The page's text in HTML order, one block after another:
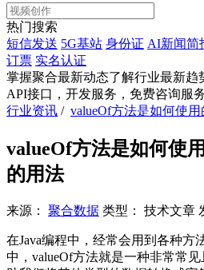
热门搜索
短信发送 5G基站 身份证 AI新闻简
订票 实名认证
掌握聚合最新动态了解行业最新趋
API接口，开发服务，免费咨询服
行业资讯 / valueOf方法是如何使
valueOf方法是如何使
的用法
来源： 聚合数据 类型： 技术文章
在Java编程中，经常会用到各种方
中，valueOf方法就是一种非常常